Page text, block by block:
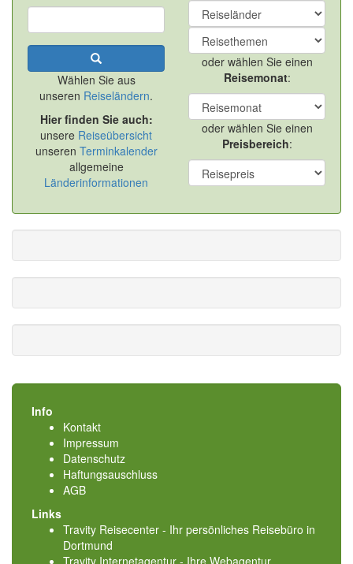
Wählen Sie aus
unseren Reiseländern.
Hier finden Sie auch:
unsere Reiseübersicht
unseren Terminkalender
allgemeine
Länderinformationen
oder wählen Sie einen
Reisemonat:
oder wählen Sie einen
Preisbereich:
Info
Kontakt
Impressum
Datenschutz
Haftungsauschluss
AGB
Links
Travity Reisecenter - Ihr persönliches Reisebüro in
Dortmund